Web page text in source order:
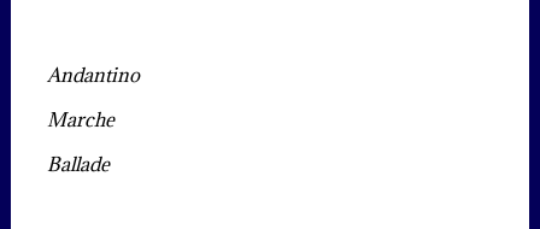
Andantino
Marche
Ballade